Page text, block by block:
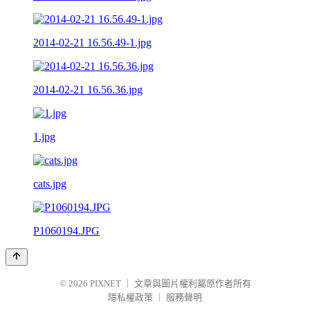
2014-02-21 16.56.49-1.jpg
2014-02-21 16.56.36.jpg
1.jpg
cats.jpg
P1060194.JPG
© 2026 PIXNET
文章與圖片權利屬原作者所有
隱私權政策
服務聲明